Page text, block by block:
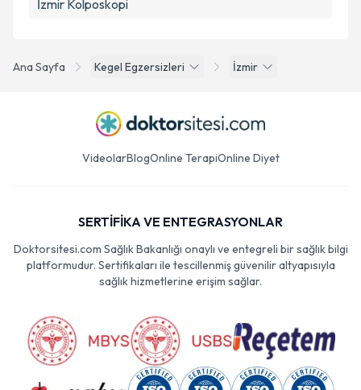
Ana Sayfa Kegel Egzersizleri İzmir
İzmir Kolposkopi
VideolarBlogOnline TerapiOnline Diyet
SERTİFİKA VE ENTEGRASYONLAR
Doktorsitesi.com Sağlık Bakanlığı onaylı ve entegreli bir sağlık bilgi
platformudur. Sertifikaları ile tescillenmiş güvenilir altyapısıyla
sağlık hizmetlerine erişim sağlar.